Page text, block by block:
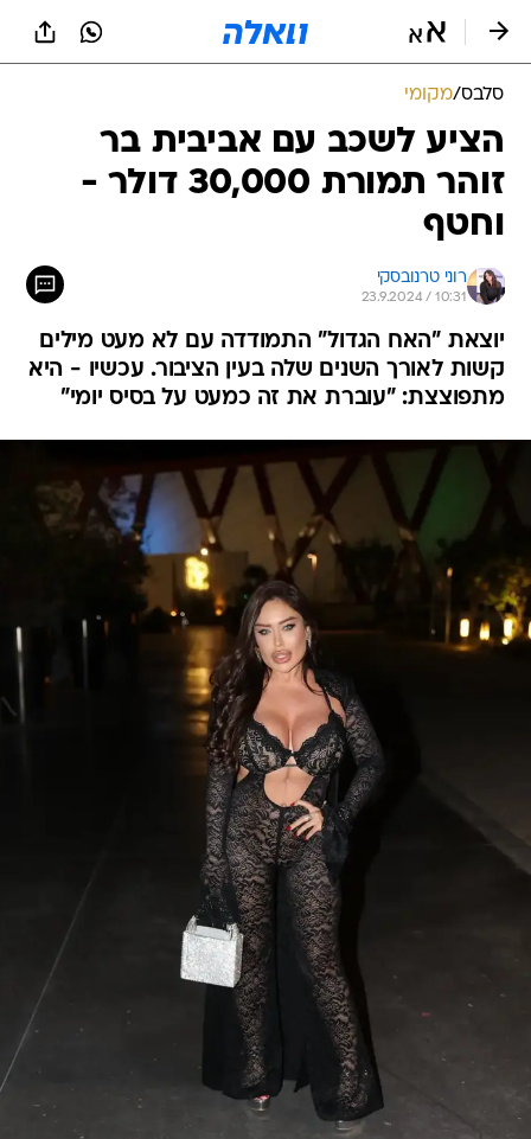
סלבס/מקומי
הציע לשכב עם אביבית בר
זוהר תמורת 30,000 דולר -
וחטף
רוני טרנובסקי
23.9.2024 / 10:31
יוצאת "האח הגדול" התמודדה עם לא מעט מילים
קשות לאורך השנים שלה בעין הציבור. עכשיו - היא
מתפוצצת: "עוברת את זה כמעט על בסיס יומי"